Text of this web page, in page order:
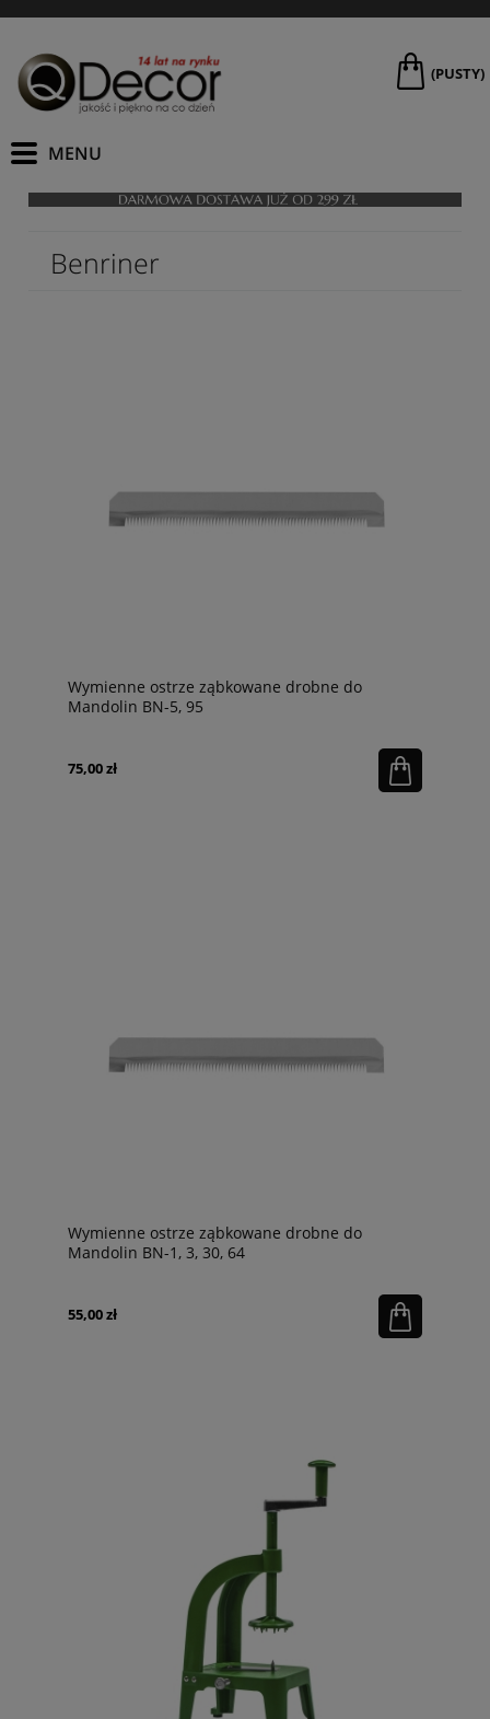
(PUSTY)
Benriner
Wymienne ostrze ząbkowane drobne do
Mandolin BN-5, 95
75,00 zł
Wymienne ostrze ząbkowane drobne do
Mandolin BN-1, 3, 30, 64
55,00 zł